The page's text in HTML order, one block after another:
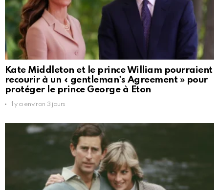
Kate Middleton et le prince William pourraient
recourir à un « gentleman's Agreement » pour
protéger le prince George à Eton
il y a environ 3 jours